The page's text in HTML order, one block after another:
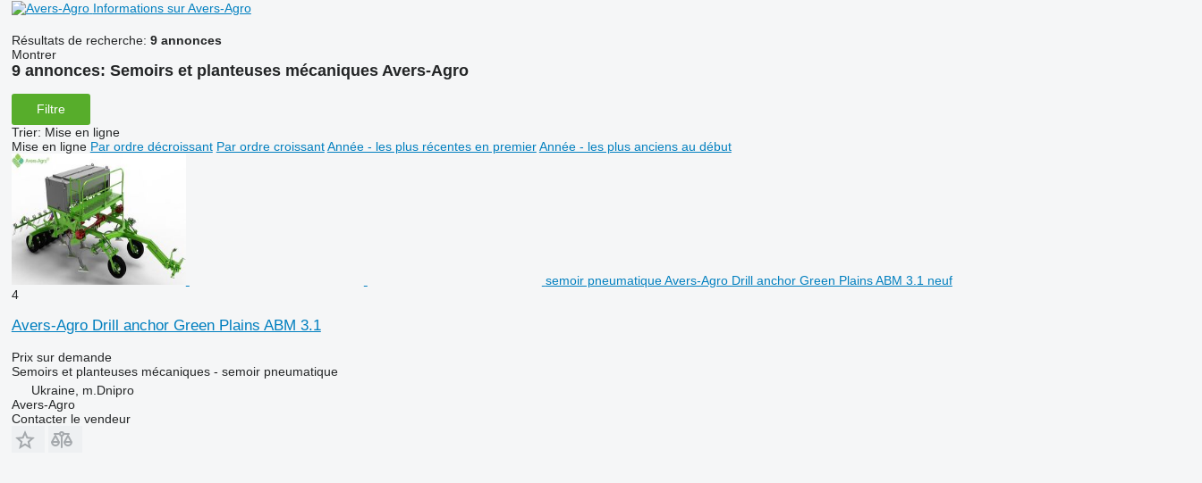
Informations sur Avers-Agro
Résultats de recherche: 9 annonces
Montrer
9 annonces: Semoirs et planteuses mécaniques Avers-Agro
Filtre
Trier: Mise en ligne
Mise en ligne Par ordre décroissant Par ordre croissant Année - les plus récentes en premier Année - les plus anciens au début
semoir pneumatique Avers-Agro Drill anchor Green Plains ABM 3.1 neuf
4
Avers-Agro Drill anchor Green Plains ABM 3.1
Prix sur demande
Semoirs et planteuses mécaniques - semoir pneumatique
Ukraine, m.Dnipro
Avers-Agro
Contacter le vendeur